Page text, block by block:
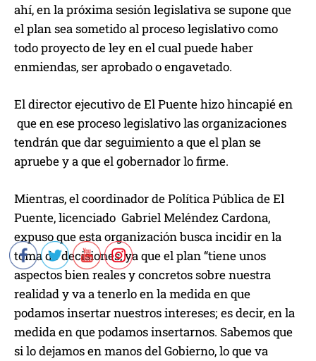
ahí, en la próxima sesión legislativa se supone que
el plan sea sometido al proceso legislativo como
todo proyecto de ley en el cual puede haber
enmiendas, ser aprobado o engavetado.
El director ejecutivo de El Puente hizo hincapié en
que en ese proceso legislativo las organizaciones
tendrán que dar seguimiento a que el plan se
apruebe y a que el gobernador lo firme.
Mientras, el coordinador de Política Pública de El
Puente, licenciado Gabriel Meléndez Cardona,
expuso que esta organización busca incidir en la
toma de decisiones, ya que el plan “tiene unos
aspectos bien reales y concretos sobre nuestra
realidad y va a tenerlo en la medida en que
podamos insertar nuestros intereses; es decir, en la
medida en que podamos insertarnos. Sabemos que
si lo dejamos en manos del Gobierno, lo que va